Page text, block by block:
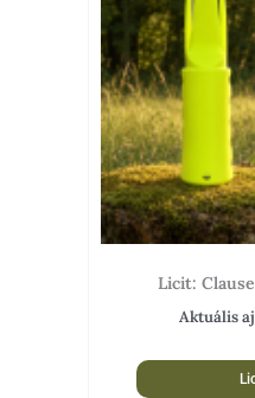
Licit:
Aktuális